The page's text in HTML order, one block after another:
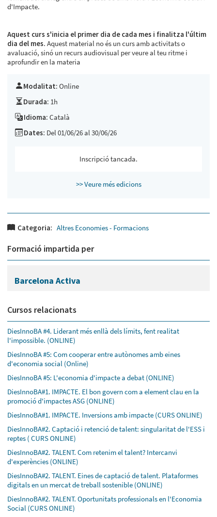
d'Impacte.
Aquest curs s'inicia el primer dia de cada mes i finalitza l'últim
dia del mes. Aquest material no és un curs amb activitats o
avaluació, sinó un recurs audiovisual per veure al teu ritme i
aprofundir en la materia
Modalitat: Online
Durada: 1h
Idioma: Català
Dates: Del 01/06/26 al 30/06/26
Inscripció tancada.
>> Veure més edicions
Categoria: Altres Economies - Formacions
Formació impartida per
Barcelona Activa
Cursos relacionats
DiesInnoBA #4. Liderant més enllà dels límits, fent realitat
l'impossible. (ONLINE)
DiesInnoBA #5: Com cooperar entre autònomes amb eines
d'economia social (Online)
DiesInnoBA #5: L'economia d'impacte a debat (ONLINE)
DiesInnoBA#1. IMPACTE. El bon govern com a element clau en la
promoció d'impactes ASG (ONLINE)
DiesInnoBA#1. IMPACTE. Inversions amb impacte (CURS ONLINE)
DiesInnoBA#2. Captació i retenció de talent: singularitat de l'ESS i
reptes ( CURS ONLINE)
DiesInnoBA#2. TALENT. Com retenim el talent? Intercanvi
d'experències (ONLINE)
DiesInnoBA#2. TALENT. Eines de captació de talent. Plataformes
digitals en un mercat de treball sostenible (ONLINE)
DiesInnoBA#2. TALENT. Oportunitats professionals en l'Economia
Social (CURS ONLINE)